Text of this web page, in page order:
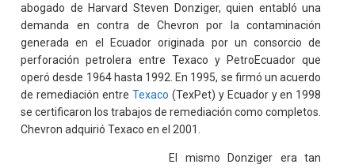
abogado de Harvard Steven Donziger, quien entabló una
demanda en contra de Chevron por la contaminación
generada en el Ecuador originada por un consorcio de
perforación petrolera entre Texaco y PetroEcuador que
operó desde 1964 hasta 1992. En 1995, se firmó un acuerdo
de remediación entre Texaco (TexPet) y Ecuador y en 1998
se certificaron los trabajos de remediación como completos.
Chevron adquirió Texaco en el 2001.
El mismo Donziger era tan